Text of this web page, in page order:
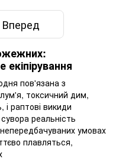
Вперед
пов'язана з
токсичний дим,
і раптові викиди
реальність
умовах
плавляться,